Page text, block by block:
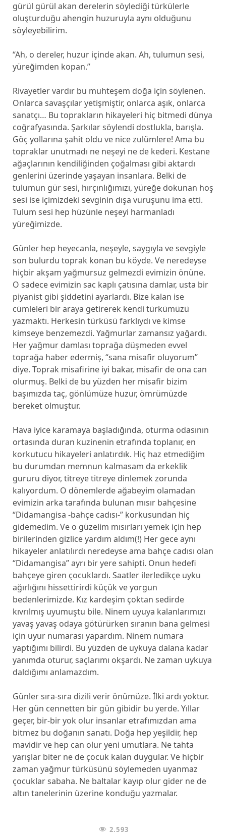
gürül gürül akan derelerin söylediği türkülerle
oluşturduğu ahengin huzuruyla aynı olduğunu
söyleyebilirim.
“Ah, o dereler, huzur içinde akan. Ah, tulumun sesi,
yüreğimden kopan.”
Rivayetler vardır bu muhteşem doğa için söylenen.
Onlarca savaşçılar yetişmiştir, onlarca aşık, onlarca
sanatçı… Bu toprakların hikayeleri hiç bitmedi dünya
coğrafyasında. Şarkılar söylendi dostlukla, barışla.
Göç yollarına şahit oldu ve nice zulümlere! Ama bu
topraklar unutmadı ne neşeyi ne de kederi. Kestane
ağaçlarının kendiliğinden çoğalması gibi aktardı
genlerini üzerinde yaşayan insanlara. Belki de
tulumun gür sesi, hırçınlığımızı, yüreğe dokunan hoş
sesi ise içimizdeki sevginin dışa vuruşunu ima etti.
Tulum sesi hep hüzünle neşeyi harmanladı
yüreğimizde.
Günler hep heyecanla, neşeyle, saygıyla ve sevgiyle
son bulurdu toprak konan bu köyde. Ve neredeyse
hiçbir akşam yağmursuz gelmezdi evimizin önüne.
O sadece evimizin sac kaplı çatısına damlar, usta bir
piyanist gibi şiddetini ayarlardı. Bize kalan ise
cümleleri bir araya getirerek kendi türkümüzü
yazmaktı. Herkesin türküsü farklıydı ve kimse
kimseye benzemezdi. Yağmurlar zamansız yağardı.
Her yağmur damlası toprağa düşmeden evvel
toprağa haber edermiş, “sana misafir oluyorum”
diye. Toprak misafirine iyi bakar, misafir de ona can
olurmuş. Belki de bu yüzden her misafir bizim
başımızda taç, gönlümüze huzur, ömrümüzde
bereket olmuştur.
Hava iyice karamaya başladığında, oturma odasının
ortasında duran kuzinenin etrafında toplanır, en
korkutucu hikayeleri anlatırdık. Hiç haz etmediğim
bu durumdan memnun kalmasam da erkeklik
gururu diyor, titreye titreye dinlemek zorunda
kalıyordum. O dönemlerde ağabeyim olamadan
evimizin arka tarafında bulunan mısır bahçesine
“Didamangisa -bahçe cadısı-” korkusundan hiç
gidemedim. Ve o güzelim mısırları yemek için hep
birilerinden gizlice yardım aldım(!) Her gece aynı
hikayeler anlatılırdı neredeyse ama bahçe cadısı olan
“Didamangisa” ayrı bir yere sahipti. Onun hedefi
bahçeye giren çocuklardı. Saatler ilerledikçe uyku
ağırlığını hissettirirdi küçük ve yorgun
bedenlerimizde. Kız kardeşim çoktan sedirde
kıvrılmış uyumuştu bile. Ninem uyuya kalanlarımızı
yavaş yavaş odaya götürürken sıranın bana gelmesi
için uyur numarası yapardım. Ninem numara
yaptığımı bilirdi. Bu yüzden de uykuya dalana kadar
yanımda oturur, saçlarımı okşardı. Ne zaman uykuya
daldığımı anlamazdım.
Günler sıra-sıra dizili verir önümüze. İlki ardı yoktur.
Her gün cennetten bir gün gibidir bu yerde. Yıllar
geçer, bir-bir yok olur insanlar etrafımızdan ama
bitmez bu doğanın sanatı. Doğa hep yeşildir, hep
mavidir ve hep can olur yeni umutlara. Ne tahta
yarışlar biter ne de çocuk kalan duygular. Ve hiçbir
zaman yağmur türküsünü söylemeden uyanmaz
çocuklar sabaha. Ne baltalar kayıp olur gider ne de
altın tanelerinin üzerine konduğu yazmalar.
2.593